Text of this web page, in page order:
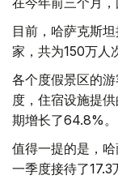
目前，哈萨克斯
家，共为150万人
各个度假景区的
度，住宿设施提
期增长了64.8%。
值得一提的是，
一季度接待了17.3